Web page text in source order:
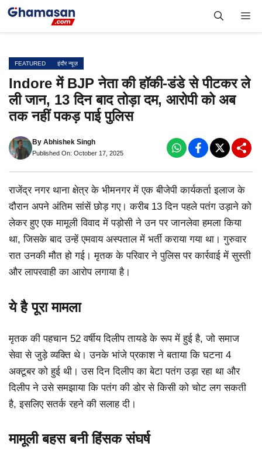
Skip
FEATURED इंदौर न्यूज़
Indore में BJP नेता की हॉकी-डंडे से पीटकर ले
ली जान, 13 दिन बाद तोड़ा दम, आरोपी को अब
तक नहीं पकड़ पाई पुलिस
By Abhishek Singh
Published On: October 17, 2025
राजेंद्र नगर थाना क्षेत्र के भीमनगर में एक बीजेपी कार्यकर्ता इलाज के
दौरान अपने अंतिम सांसें छोड़ गए। करीब 13 दिन पहले पतंग उड़ाने को
लेकर हुए एक मामूली विवाद में पड़ोसी ने उन पर जानलेवा हमला किया
था, जिसके बाद उन्हें एमवाय अस्पताल में भर्ती कराया गया था। गुरुवार
रात उनकी मौत हो गई। मृतक के परिवार ने पुलिस पर कार्रवाई में सुस्ती
और लापरवाही का आरोप लगाया है।
ये है पूरा मामला
मृतक की पहचान 52 वर्षीय दिलीप तायडे के रूप में हुई है, जो समाज
सेवा से जुड़े व्यक्ति थे। उनके भांजे प्रकाश ने बताया कि घटना 4
अक्टूबर को हुई थी। उस दिन दिलीप का बेटा पतंग उड़ा रहा था और
दिलीप ने उसे समझाया कि पतंग की डोर से किसी को चोट लग सकती
है, इसलिए सतर्क रहने की सलाह दी।
मामूली बहस बनी हिंसक संघर्ष